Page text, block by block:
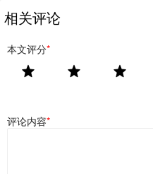
相关评论
本文评分*
评论内容*